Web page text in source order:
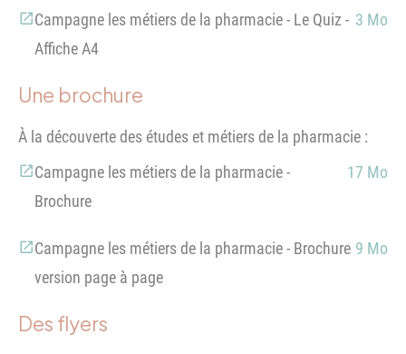
Campagne les métiers de la pharmacie - Le Quiz -
Affiche A4
3 Mo
Une brochure
À la découverte des études et métiers de la pharmacie :
Campagne les métiers de la pharmacie -
Brochure
17 Mo
Campagne les métiers de la pharmacie - Brochure
version page à page
9 Mo
Des flyers